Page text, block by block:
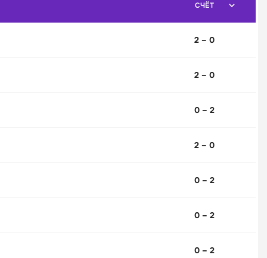
СЧЁТ
2 – 0
2 – 0
0 – 2
2 – 0
0 – 2
0 – 2
0 – 2